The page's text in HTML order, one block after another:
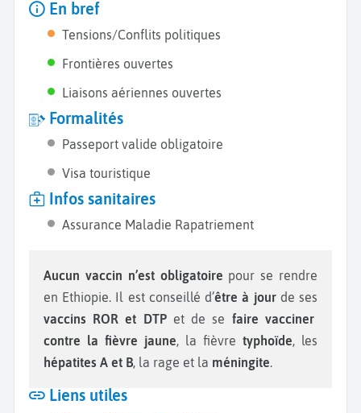
En bref
Tensions/Conflits politiques
Frontières ouvertes
Liaisons aériennes ouvertes
Formalités
Passeport valide obligatoire
Visa touristique
Infos sanitaires
Assurance Maladie Rapatriement
Aucun vaccin n’est obligatoire pour se rendre
en Ethiopie. Il est conseillé d’être à jour de ses
vaccins ROR et DTPet de se faire vacciner
contre la fièvre jaune, la fièvre typhoïde, les
hépatites A et B, la rage et la méningite.
Liens utiles